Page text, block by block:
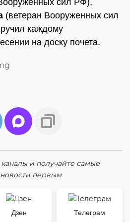
(ветеран Вооруженных сил
каждому
на доску почета.
и получайте самые
первым
Дзен Телеграм